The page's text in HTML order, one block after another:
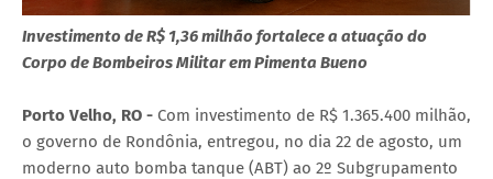
Investimento de R$ 1,36 milhão fortalece a atuação do
Corpo de Bombeiros Militar em Pimenta Bueno
Porto Velho, RO - Com investimento de R$ 1.365.400 milhão,
o governo de Rondônia, entregou, no dia 22 de agosto, um
moderno auto bomba tanque (ABT) ao 2º Subgrupamento